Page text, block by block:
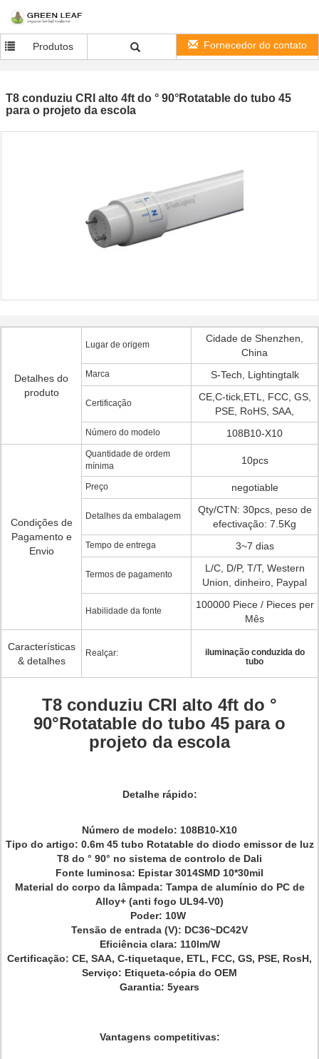
Produtos Fornecedor do contato
T8 conduziu CRI alto 4ft do ° 90°Rotatable do tubo 45
para o projeto da escola
Detalhes do
produto
Lugar de origem
Cidade de Shenzhen,
China
Marca S-Tech, Lightingtalk
Certificação
CE,C-tick,ETL, FCC, GS,
PSE, RoHS, SAA,
Número do modelo 108B10-X10
Condições de
Pagamento e
Envio
Quantidade de ordem
mínima
10pcs
Preço negotiable
Detalhes da embalagem
Qty/CTN: 30pcs, peso de
efectivação: 7.5Kg
Tempo de entrega 3~7 dias
Termos de pagamento
L/C, D/P, T/T, Western
Union, dinheiro, Paypal
Habilidade da fonte
100000 Piece / Pieces per
Mês
Características
& detalhes
Realçar:
iluminação conduzida do
tubo
T8 conduziu CRI alto 4ft do °
90°Rotatable do tubo 45 para o
projeto da escola
Detalhe rápido:
Número de modelo: 108B10-X10
Tipo do artigo: 0.6m 45 tubo Rotatable do diodo emissor de luz
T8 do ° 90° no sistema de controlo de Dali
Fonte luminosa: Epistar 3014SMD 10*30mil
Material do corpo da lâmpada: Tampa de alumínio do PC de
Alloy+ (anti fogo UL94-V0)
Poder: 10W
Tensão de entrada (V): DC36~DC42V
Eficiência clara: 110lm/W
Certificação: CE, SAA, C-tiquetaque, ETL, FCC, GS, PSE, RosH,
Serviço: Etiqueta-cópia do OEM
Garantia: 5years
Vantagens competitivas: